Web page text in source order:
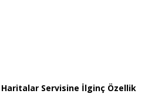
Haritalar Servisine İlginç Özellik